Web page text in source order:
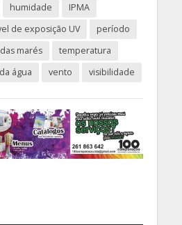
humidade
IPMA
de exposição UV
período
marés
temperatura
água
vento visibilidade